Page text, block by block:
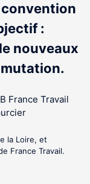
:
nouveaux
la Loire, et
France Travail.